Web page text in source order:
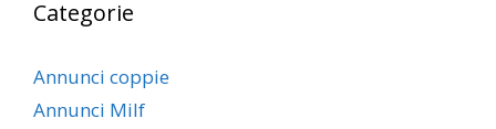
Categorie
Annunci coppie
Annunci Milf